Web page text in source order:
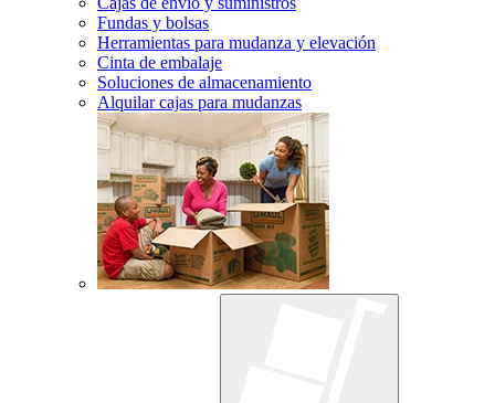
Fundas y bolsas
Herramientas para mudanza y elevación
Cinta de embalaje
Soluciones de almacenamiento
Alquilar cajas para mudanzas